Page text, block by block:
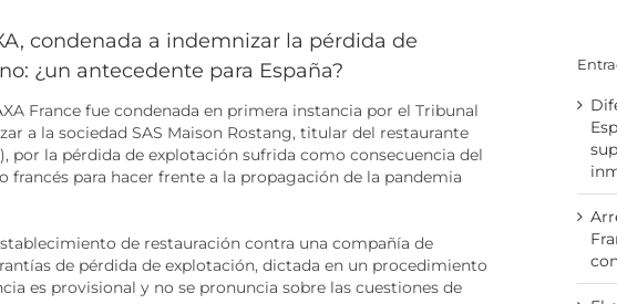
condenada a indemnizar la pérdida de
¿un antecedente para España?
France fue condenada en primera instancia por el Tribunal
a la sociedad SAS Maison Rostang, titular del restaurante
por la pérdida de explotación sufrida como consecuencia del
para hacer frente a la propagación de la pandemia
de restauración contra una compañía de
de pérdida de explotación, dictada en un procedimiento
es provisional y no se pronuncia sobre las cuestiones de